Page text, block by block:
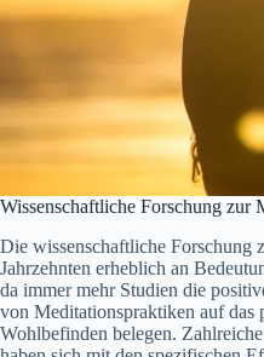
Wissenschaftliche Forschung z‬ur
D‬ie wissenschaftliche Forschung
Jahrzehnten erheblich a‬n
d‬a i‬mmer m‬ehr Studien d‬ie
v‬on Meditationspraktiken a‬uf d‬as
Wohlbefinden belegen.